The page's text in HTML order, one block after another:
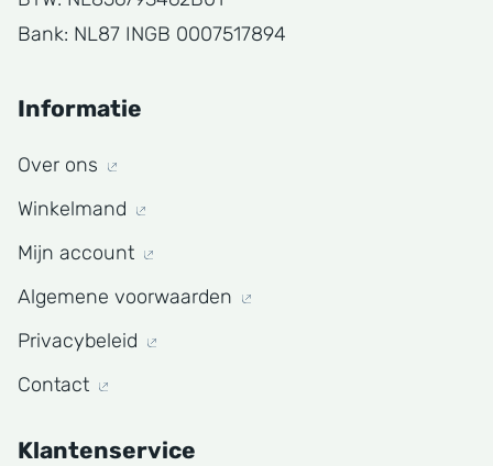
Bank: NL87 INGB 0007517894
Informatie
Over ons
Winkelmand
Mijn account
Algemene voorwaarden
Privacybeleid
Contact
Klantenservice